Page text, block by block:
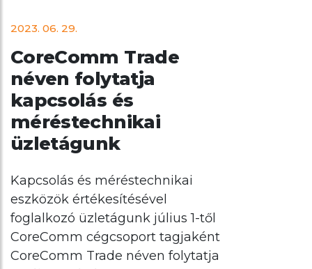
2023. 06. 29.
CoreComm Trade
néven folytatja
kapcsolás és
méréstechnikai
üzletágunk
Kapcsolás és méréstechnikai
eszközök értékesítésével
foglalkozó üzletágunk július 1-től
CoreComm cégcsoport tagjaként
CoreComm Trade néven folytatja